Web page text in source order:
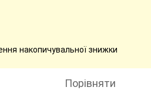
накопичувальної знижки
Порівняти